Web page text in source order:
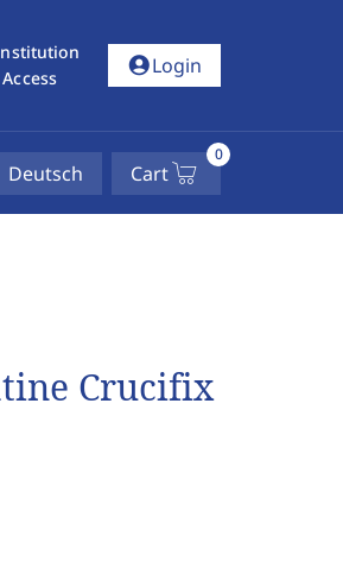
account_circleLogin
Deutsch Cart
0
Crucifix